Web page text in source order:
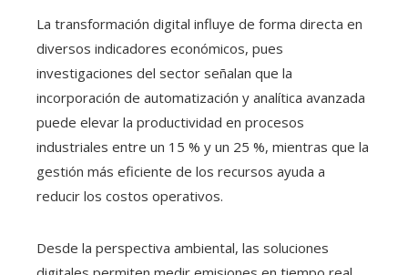
La transformación digital influye de forma directa en
diversos indicadores económicos, pues
investigaciones del sector señalan que la
incorporación de automatización y analítica avanzada
puede elevar la productividad en procesos
industriales entre un 15 % y un 25 %, mientras que la
gestión más eficiente de los recursos ayuda a
reducir los costos operativos.
Desde la perspectiva ambiental, las soluciones